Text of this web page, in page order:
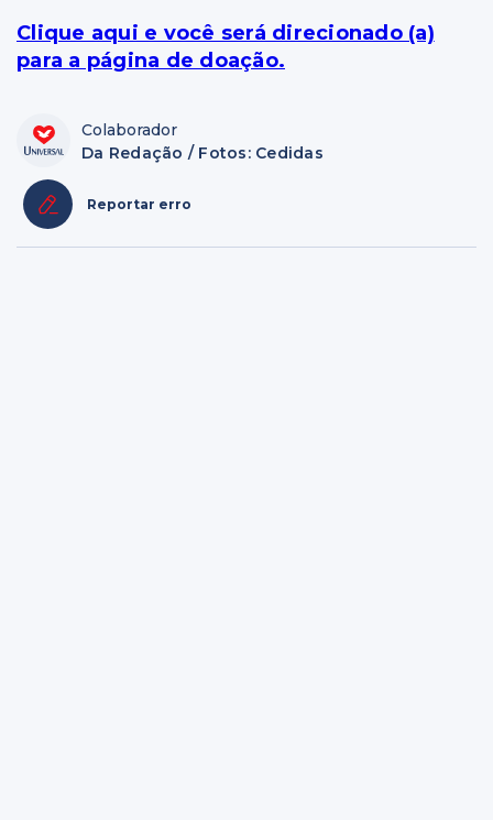
Clique aqui e você será direcionado (a)
para a página de doação.
Colaborador
Da Redação / Fotos: Cedidas
Reportar erro